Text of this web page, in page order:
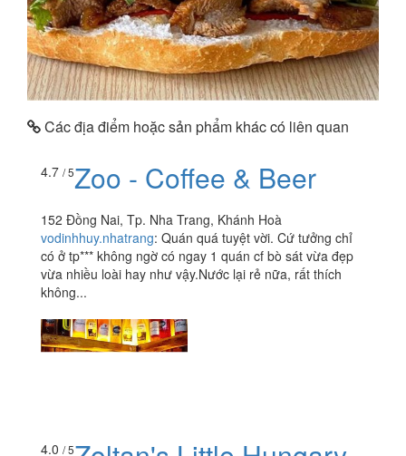
Các địa điểm hoặc sản phẩm khác có liên quan
4.7 / 5Zoo - Coffee & Beer
152 Đồng Nai, Tp. Nha Trang, Khánh Hoà
vodinhhuy.nhatrang: Quán quá tuyệt vời. Cứ tưởng chỉ
có ở tp*** không ngờ có ngay 1 quán cf bò sát vừa đẹp
vừa nhiều loài hay như vậy.Nước lại rẻ nữa, rất thích
không...
4.0 / 5